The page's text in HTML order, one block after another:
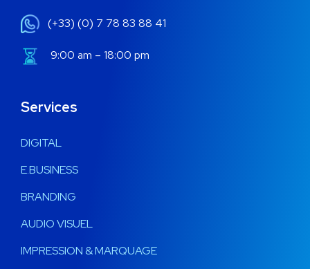
(+33) (0) 7 78 83 88 41
9:00 am – 18:00 pm
Services
DIGITAL
E.BUSINESS
BRANDING
AUDIO VISUEL
IMPRESSION & MARQUAGE